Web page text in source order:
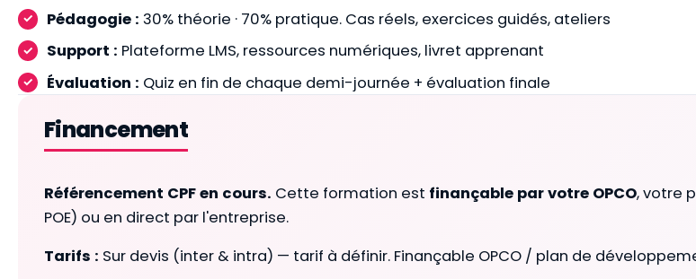
Pédagogie : 30% théorie · 70% pratique. Cas réels, exercices guidés, ateliers
Support : Plateforme LMS, ressources numériques, livret apprenant
Évaluation : Quiz en fin de chaque demi-journée + évaluation finale
Financement
Référencement CPF en cours. Cette formation est finançable par votre OPCO, votre
POE) ou en direct par l'entreprise.
Tarifs : Sur devis (inter & intra) — tarif à définir. Finançable OPCO / plan de